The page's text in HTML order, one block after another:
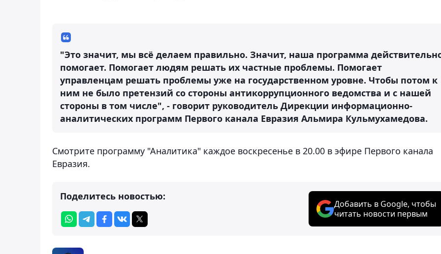
"Это значит, мы всё делаем правильно. Значит, наша программа
помогает. Помогает людям решать их частные проблемы. Помогает
управленцам решать проблемы уже на государственном уровне. Чтобы потом к
ним не было претензий со стороны антикоррупционного ведомства и с нашей
стороны в том числе", - говорит руководитель Дирекции информационно-
аналитических программ Первого канала Евразия Альмира Кульмухамедова.
Смотрите программу "Аналитика" каждое воскресенье в 20.00 в эфире Первого канала
Евразия.
Поделитесь новостью:
Добавить в Google, чтобы
читать новости первым